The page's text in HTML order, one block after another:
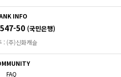
INFO
50 (국민은행)
: (주)신화캐슬
FAQ